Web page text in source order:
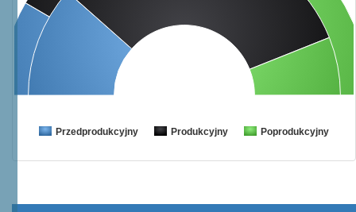
Przedprodukcyjny Produkcyjny Poprodukcyjny